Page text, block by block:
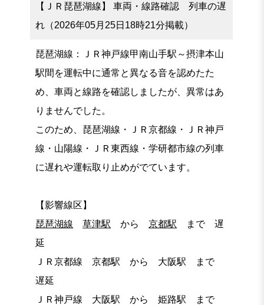
【ＪＲ琵琶湖線】 車両・線路確認 列車の遅
れ（2026年05月25日18時21分掲載）
琵琶湖線：ＪＲ神戸線甲南山手駅～摂津本山
駅間を運転中に通常と異なる音を認めたた
め、車両と線路を確認しましたが、異常はあ
りませんでした。
このため、琵琶湖線・ＪＲ京都線・ＪＲ神戸
線・山陽線・ＪＲ東西線・学研都市線の列車
に遅れや運転取り止めがでています。
【影響線区】
琵琶湖線
草津駅 から京都駅 まで 遅
延
ＪＲ京都線 京都駅 から 大阪駅 まで
遅延
ＪＲ神戸線 大阪駅 から 姫路駅 まで